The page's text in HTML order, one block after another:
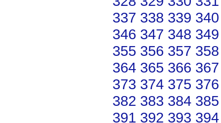
337 338 339 340
346 347 348 349
355 356 357 358
364 365 366 367
373 374 375 376
382 383 384 385
391 392 393 394